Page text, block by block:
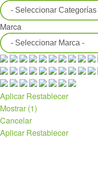
Marca
Aplicar Restablecer
Mostrar(1)
Cancelar
Aplicar Restablecer